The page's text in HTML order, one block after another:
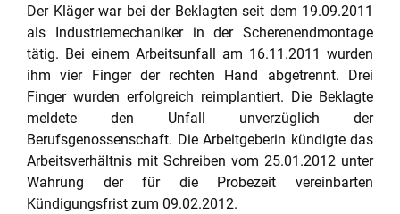
Der Kläger war bei der Beklagten seit dem 19.09.2011
als Industriemechaniker in der Scherenendmontage
tätig. Bei einem Arbeitsunfall am 16.11.2011 wurden
ihm vier Finger der rechten Hand abgetrennt. Drei
Finger wurden erfolgreich reimplantiert. Die Beklagte
meldete den Unfall unverzüglich der
Berufsgenossenschaft. Die Arbeitgeberin kündigte das
Arbeitsverhältnis mit Schreiben vom 25.01.2012 unter
Wahrung der für die Probezeit vereinbarten
Kündigungsfrist zum 09.02.2012.